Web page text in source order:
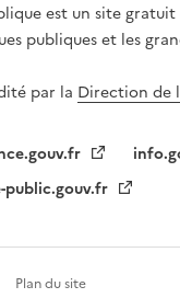
est un site
publiques et les
par la Direction de
public.gouv.fr
Plan du site